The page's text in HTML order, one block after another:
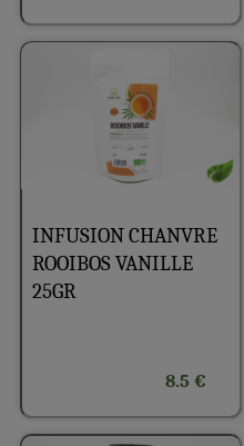
INFUSION CHANVRE
ROOIBOS VANILLE
25GR
8.5 €